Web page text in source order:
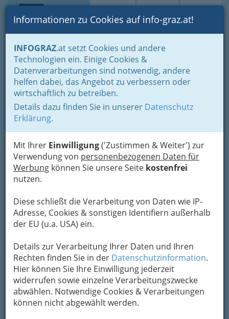
Suche Login Toggle
Informationen zu Cookies auf info-graz.at!
INFOGRAZ.at setzt Cookies und andere
Technologien ein. Einige Cookies &
Datenverarbeitungen sind notwendig, andere
helfen dabei, das Angebot zu verbessern oder
wirtschaftlich zu betreiben.
Details dazu finden Sie in unserer Datenschutz
Erklärung.
Mit Ihrer Einwilligung('Zustimmen & Weiter') zur
Verwendung von personenbezogenen Daten für
Werbung können Sie unsere Seite kostenfrei
nutzen.
Diese schließt die Verarbeitung von Daten wie IP-
Adresse, Cookies & sonstigen Identifiern außerhalb
der EU (u.a. USA) ein.
Details zur Verarbeitung Ihrer Daten und Ihren
Rechten finden Sie in der Datenschutzinformation.
Hier können Sie Ihre Einwilligung jederzeit
widerrufen sowie einzelne Verarbeitungszwecke
abwählen. Notwendige Cookies & Verarbeitungen
können nicht abgewählt werden.
Home Branchen
Einkaufen & Schenken - der Handel
Der Handel nach WKO-Gliederung
Lebensmittelhandel
Lebensmittelhandel
Rudi Kinzl KG
Griesplatz 18, 8020 Graz
+43 (316) 711136
+43 (316) 711136
Karte
Adresse mit Google Maps anschauen